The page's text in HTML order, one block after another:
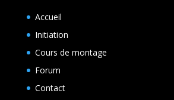
Accueil
Initiation
Cours de montage
Forum
Contact